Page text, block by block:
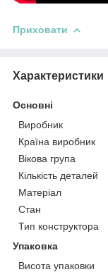
Приховати
Характеристики
Основні
Виробник
Країна виробник
Вікова група
Кількість деталей
Матеріал
Стан
Тип конструктора
Упаковка
Висота упаковки